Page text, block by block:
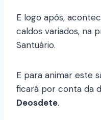
E logo após,
caldos variados, na
Santuário.
E para animar este
ficará por conta da
Deosdete.